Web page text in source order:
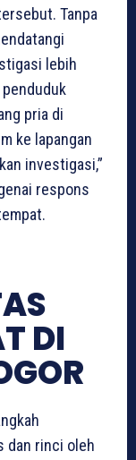
Tanpa
lebih
pria di
ke lapangan
investigasi,”
respons
DI
dan rinci oleh